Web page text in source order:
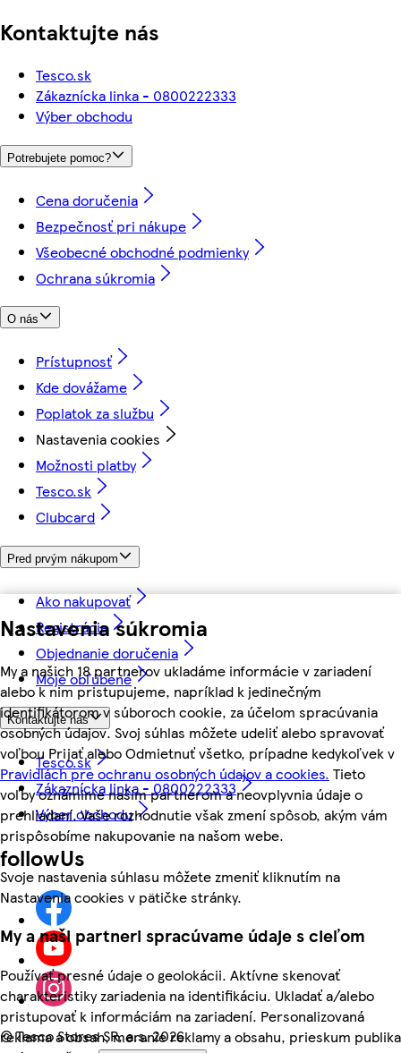
Nastavenia súkromia
My a našich 18 partnerov ukladáme informácie v zariadení
alebo k nim pristupujeme, napríklad k jedinečným
identifikátorom v súboroch cookie, za účelom spracúvania
osobných údajov. Svoj súhlas môžete udeliť alebo spravovať
voľbou Prijať alebo Odmietnuť všetko, prípadne kedykoľvek v
Pravidlách pre ochranu osobných údajov a cookies. Tieto
voľby oznámime našim partnerom a neovplyvnia údaje o
prehliadaní. Vaše rozhodnutie však zmení spôsob, akým vám
prispôsobíme nakupovanie na našom webe.
Svoje nastavenia súhlasu môžete zmeniť kliknutím na
Nastavenia cookies v pätičke stránky.
My a naši partneri spracúvame údaje s cieľom
Používať presné údaje o geolokácii. Aktívne skenovať
charakteristiky zariadenia na identifikáciu. Ukladať a/alebo
pristupovať k informáciám na zariadení. Personalizovaná
reklama a obsah, meranie reklamy a obsahu, prieskum publika
Kontaktujte nás
Tesco.sk
Zákaznícka linka - 0800222333
Výber obchodu
Potrebujete pomoc?
Cena doručenia
Bezpečnosť pri nákupe
Všeobecné obchodné podmienky
Ochrana súkromia
O nás
Prístupnosť
Kde dovážame
Poplatok za službu
Nastavenia cookies
Možnosti platby
Tesco.sk
Clubcard
Pred prvým nákupom
Ako nakupovať
Registrácia
Objednanie doručenia
Moje obľúbené
Kontaktujte nás
Tesco.sk
Zákaznícka linka - 0800222333
Výber obchodu
followUs
©Tesco Stores SR, a.s. 2026